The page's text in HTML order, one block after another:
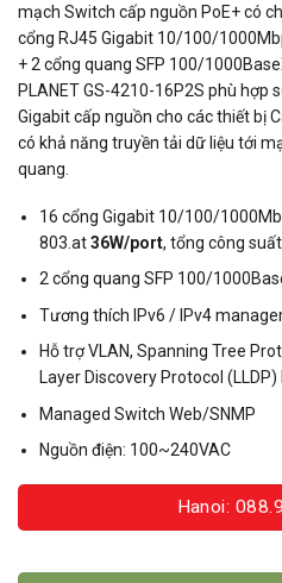
mạch Switch cấp nguồn PoE+ có
cổng RJ45 Gigabit 10/100/
+ 2 cổng quang SFP 100/
PLANET GS-4210-16P2S phù hợp
Gigabit cấp nguồn cho các thiết bị
có khả năng truyền tải dữ liệu tới
quang.
16 cổng Gigabit 10/100/
803.at36W/port, tổng công suất
2 cổng quang SFP 100/
Tương thích IPv6 / IPv4
Hỗ trợ VLAN, Spanning Tree
Layer Discovery Protocol
Managed Switch Web/SNMP
Nguồn điện: 100~240VAC
Hanoi: